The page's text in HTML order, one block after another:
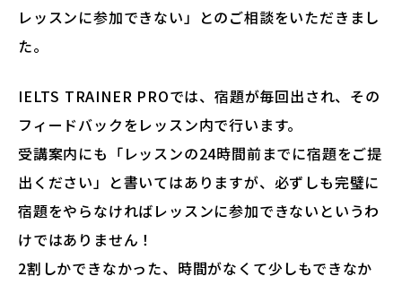
レッスンに参加できない」とのご相談をいただきまし
た。
IELTS TRAINER PROでは、宿題が毎回出され、その
フィードバックをレッスン内で行います。
受講案内にも「レッスンの24時間前までに宿題をご提
出ください」と書いてはありますが、必ずしも完璧に
宿題をやらなければレッスンに参加できないというわ
けではありません！
2割しかできなかった、時間がなくて少しもできなか